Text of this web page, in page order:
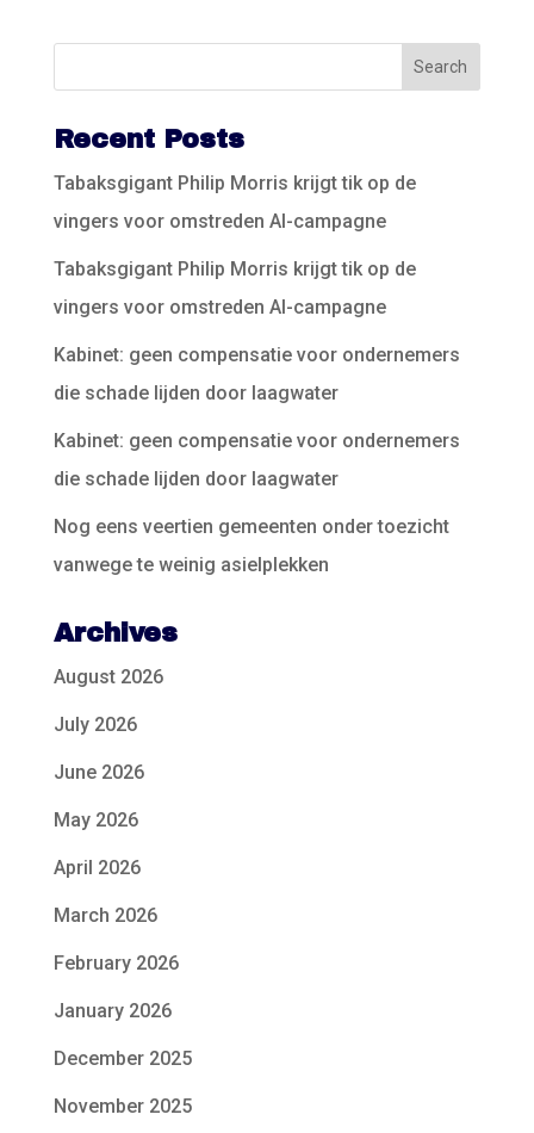
Recent Posts
Tabaksgigant Philip Morris krijgt tik op de
vingers voor omstreden AI-campagne
Tabaksgigant Philip Morris krijgt tik op de
vingers voor omstreden AI-campagne
Kabinet: geen compensatie voor ondernemers
die schade lijden door laagwater
Kabinet: geen compensatie voor ondernemers
die schade lijden door laagwater
Nog eens veertien gemeenten onder toezicht
vanwege te weinig asielplekken
Archives
August 2026
July 2026
June 2026
May 2026
April 2026
March 2026
February 2026
January 2026
December 2025
November 2025